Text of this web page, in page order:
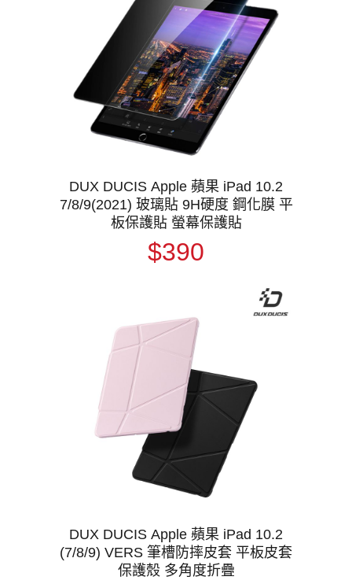
DUX DUCIS Apple 蘋果 iPad 10.2
7/8/9(2021) 玻璃貼 9H硬度 鋼化膜 平
板保護貼 螢幕保護貼
$390
DUX DUCIS Apple 蘋果 iPad 10.2
(7/8/9) VERS 筆槽防摔皮套 平板皮套
保護殼 多角度折疊